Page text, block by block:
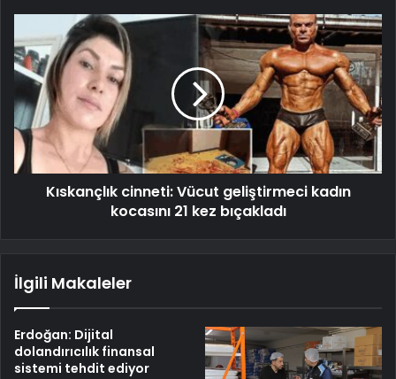
Kıskançlık cinneti: Vücut geliştirmeci kadın
kocasını 21 kez bıçakladı
İlgili Makaleler
Erdoğan: Dijital
dolandırıcılık finansal
sistemi tehdit ediyor